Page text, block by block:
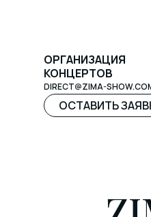
ОРГАНИЗАЦИЯ
КОНЦЕРТОВ
DIRECT@ZIMA-
ОСТАВИТЬ